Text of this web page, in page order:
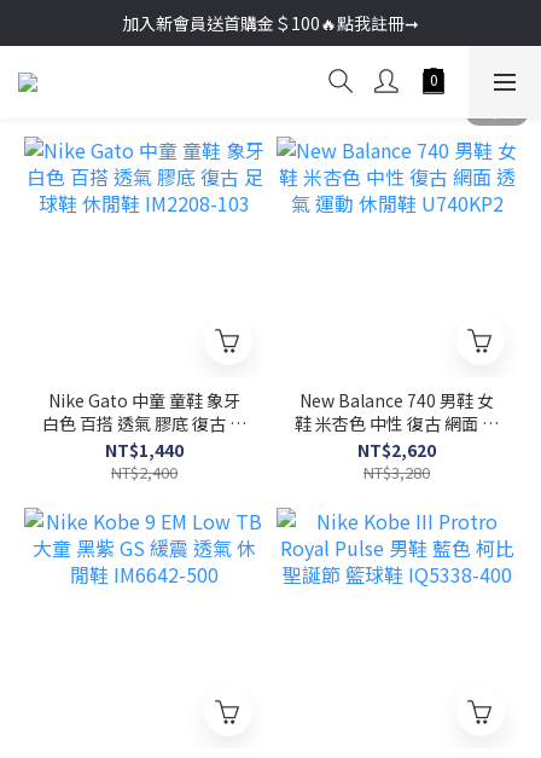
加入新會員送首購金＄100🔥點我註冊➞
加入新會員送首購金＄100🔥點我註冊➞
🚚超商取貨滿＄2000免運／宅配滿＄3000免運
Nike Gato 中童 童鞋 象牙
白色 百搭 透氣 膠底 復古 足
球鞋 休閒鞋 IM2208-103
NT$1,440
NT$2,400
New Balance 740 男鞋 女
鞋 米杏色 中性 復古 網面 透
氣 運動 休閒鞋 U740KP2
NT$2,620
NT$3,280